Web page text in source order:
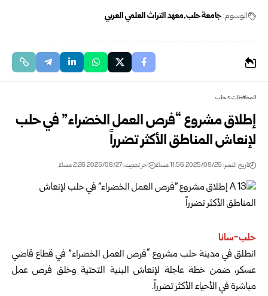
الوسوم:جامعة حلب معهد التراث العلمي العربي
المحافظات>حلب
إطلاق مشروع “فرص العمل الخضراء” في حلب
لإنعاش المناطق الأكثر تضرراً
تاريخ النشر: 2025/08/26 11:56 مساءً اخر تحديث: 2025/08/27 2:26 مساءً
حلب-سانا
انطلق في مدينة حلب مشروع “فرص العمل الخضراء” في قطاع قاضي
عسكر، ضمن خطة عاجلة لإنعاش البنية التحتية وخلق فرص عمل
مباشرة في الأحياء الأكثر تضرراً.